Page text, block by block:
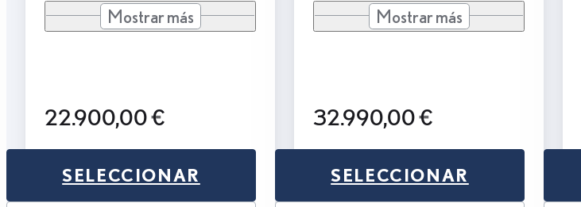
Mostrar más
22.900,00 €
SELECCIONAR
Mostrar más
32.990,00 €
SELECCIONAR